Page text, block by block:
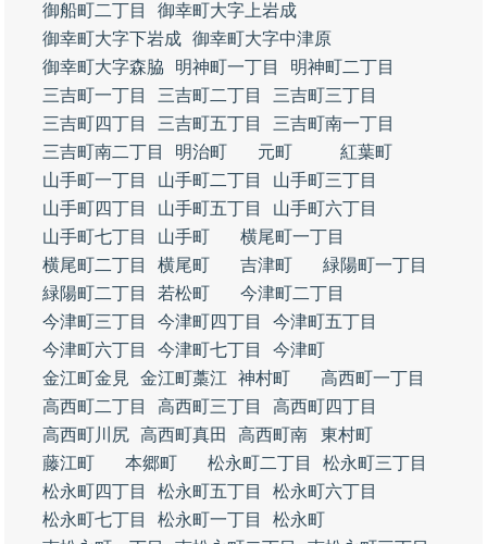
御船町二丁目
御幸町大字上岩成
御幸町大字下岩成 御幸町大字中津原
御幸町大字森脇
明神町一丁目
明神町二丁目
三吉町一丁目
三吉町二丁目
三吉町三丁目
三吉町四丁目
三吉町五丁目
三吉町南一丁目
三吉町南二丁目
明治町 元町
紅葉町
山手町一丁目
山手町二丁目
山手町三丁目
山手町四丁目
山手町五丁目
山手町六丁目
山手町七丁目
山手町
横尾町一丁目
横尾町二丁目
横尾町 吉津町
緑陽町一丁目
緑陽町二丁目
若松町
今津町二丁目
今津町三丁目
今津町四丁目
今津町五丁目
今津町六丁目
今津町七丁目
今津町
金江町金見
金江町藁江 神村町
高西町一丁目
高西町二丁目
高西町三丁目
高西町四丁目
高西町川尻 高西町真田 高西町南
東村町
藤江町
本郷町 松永町二丁目
松永町三丁目
松永町四丁目
松永町五丁目
松永町六丁目
松永町七丁目
松永町一丁目
松永町